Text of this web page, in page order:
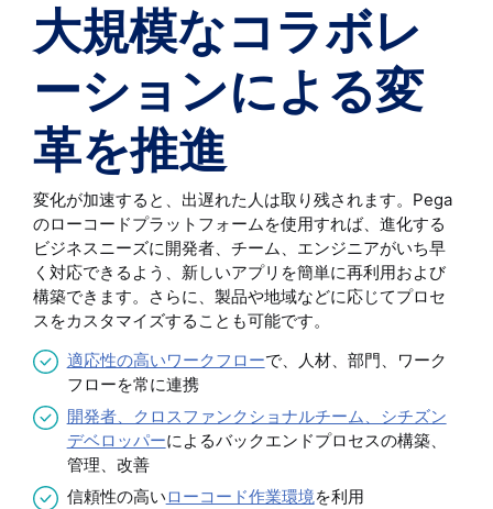
大規模なコラボレ
ーションによる変
革を推進
変化が加速すると、出遅れた人は取り残されます。Pega
のローコードプラットフォームを使用すれば、進化する
ビジネスニーズに開発者、チーム、エンジニアがいち早
く対応できるよう、新しいアプリを簡単に再利用および
構築できます。さらに、製品や地域などに応じてプロセ
スをカスタマイズすることも可能です。
適応性の高いワークフローで、人材、部門、ワーク
フローを常に連携
開発者、クロスファンクショナルチーム、シチズン
デベロッパーによるバックエンドプロセスの構築、
管理、改善
信頼性の高いローコード作業環境を利用